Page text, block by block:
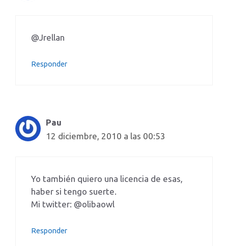
@Jrellan
Responder
Pau
12 diciembre, 2010 a las 00:53
Yo también quiero una licencia de esas,
haber si tengo suerte.
Mi twitter: @olibaowl
Responder